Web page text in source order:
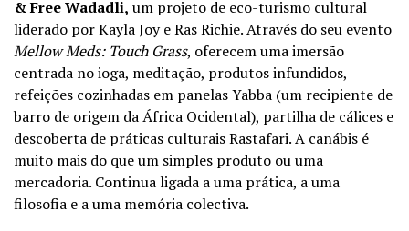
& Free Wadadli, um projeto de eco-turismo cultural
liderado por Kayla Joy e Ras Richie. Através do seu evento
Mellow Meds: Touch Grass, oferecem uma imersão
centrada no ioga, meditação, produtos infundidos,
refeições cozinhadas em panelas Yabba (um recipiente de
barro de origem da África Ocidental), partilha de cálices e
descoberta de práticas culturais Rastafari. A canábis é
muito mais do que um simples produto ou uma
mercadoria. Continua ligada a uma prática, a uma
filosofia e a uma memória colectiva.